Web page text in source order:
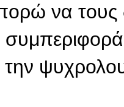
να τους
την